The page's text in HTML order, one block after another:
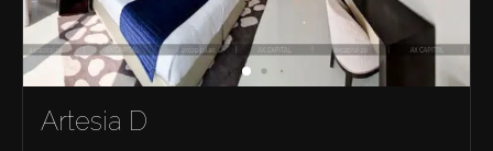
Artesia D